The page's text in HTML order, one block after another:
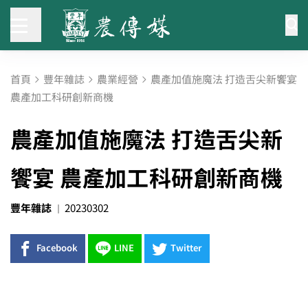
首頁 豐年雜誌 農業經營 農產加值施魔法 打造舌尖新饗宴
農產加工科研創新商機
農產加值施魔法 打造舌尖新
饗宴 農產加工科研創新商機
豐年雜誌 20230302
Facebook LINE Twitter